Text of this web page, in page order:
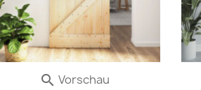
 Vorschau